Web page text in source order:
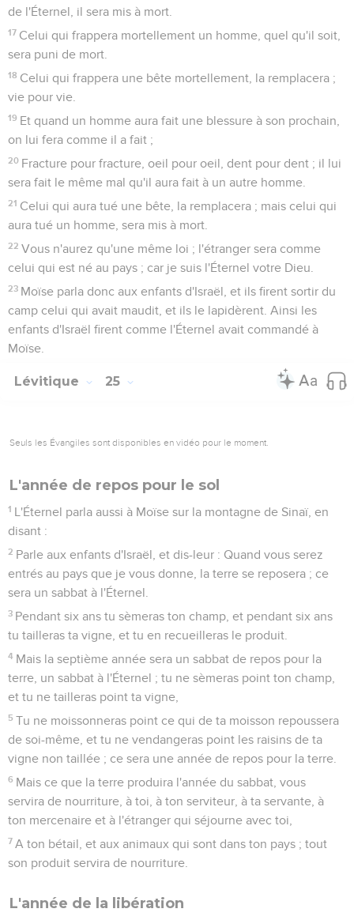
de l'Éternel, il sera mis à mort.
17 Celui qui frappera mortellement un homme, quel qu'il soit,
sera puni de mort.
18 Celui qui frappera une bête mortellement, la remplacera ;
vie pour vie.
19 Et quand un homme aura fait une blessure à son prochain,
on lui fera comme il a fait ;
20 Fracture pour fracture, oeil pour oeil, dent pour dent ; il lui
sera fait le même mal qu'il aura fait à un autre homme.
21 Celui qui aura tué une bête, la remplacera ; mais celui qui
aura tué un homme, sera mis à mort.
22 Vous n'aurez qu'une même loi ; l'étranger sera comme
celui qui est né au pays ; car je suis l'Éternel votre Dieu.
23 Moïse parla donc aux enfants d'Israël, et ils firent sortir du
camp celui qui avait maudit, et ils le lapidèrent. Ainsi les
enfants d'Israël firent comme l'Éternel avait commandé à
Moïse.
Lévitique 25
Seuls les Évangiles sont disponibles en vidéo pour le moment.
L'année de repos pour le sol
1 L'Éternel parla aussi à Moïse sur la montagne de Sinaï, en
disant :
2 Parle aux enfants d'Israël, et dis-leur : Quand vous serez
entrés au pays que je vous donne, la terre se reposera ; ce
sera un sabbat à l'Éternel.
3 Pendant six ans tu sèmeras ton champ, et pendant six ans
tu tailleras ta vigne, et tu en recueilleras le produit.
4 Mais la septième année sera un sabbat de repos pour la
terre, un sabbat à l'Éternel ; tu ne sèmeras point ton champ,
et tu ne tailleras point ta vigne,
5 Tu ne moissonneras point ce qui de ta moisson repoussera
de soi-même, et tu ne vendangeras point les raisins de ta
vigne non taillée ; ce sera une année de repos pour la terre.
6 Mais ce que la terre produira l'année du sabbat, vous
servira de nourriture, à toi, à ton serviteur, à ta servante, à
ton mercenaire et à l'étranger qui séjourne avec toi,
7 A ton bétail, et aux animaux qui sont dans ton pays ; tout
son produit servira de nourriture.
L'année de la libération